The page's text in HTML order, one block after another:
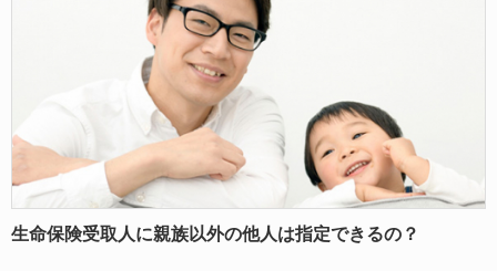
生命保険受取人に親族以外の他人は指定できるの？